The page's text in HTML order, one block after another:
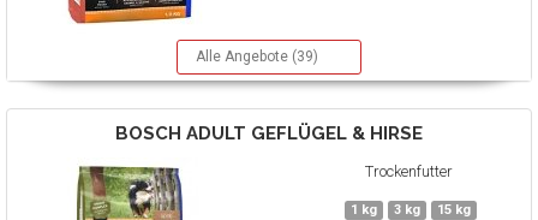
Alle Angebote (39)
BOSCH ADULT GEFLÜGEL & HIRSE
Trockenfutter
1 kg 3 kg 15 kg